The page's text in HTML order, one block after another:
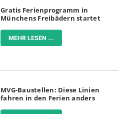
Gratis Ferienprogramm in
Münchens Freibädern startet
MEHR LESEN ...
MVG-Baustellen: Diese Linien
fahren in den Ferien anders